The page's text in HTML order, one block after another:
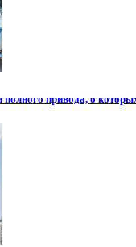
полного привода, о